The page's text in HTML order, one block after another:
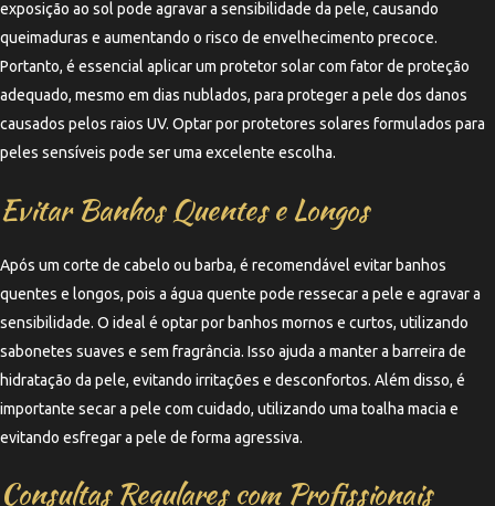
exposição ao sol pode agravar a sensibilidade da pele, causando
queimaduras e aumentando o risco de envelhecimento precoce.
Portanto, é essencial aplicar um protetor solar com fator de proteção
adequado, mesmo em dias nublados, para proteger a pele dos danos
causados pelos raios UV. Optar por protetores solares formulados para
peles sensíveis pode ser uma excelente escolha.
Evitar Banhos Quentes e Longos
Após um corte de cabelo ou barba, é recomendável evitar banhos
quentes e longos, pois a água quente pode ressecar a pele e agravar a
sensibilidade. O ideal é optar por banhos mornos e curtos, utilizando
sabonetes suaves e sem fragrância. Isso ajuda a manter a barreira de
hidratação da pele, evitando irritações e desconfortos. Além disso, é
importante secar a pele com cuidado, utilizando uma toalha macia e
evitando esfregar a pele de forma agressiva.
Consultas Regulares com Profissionais